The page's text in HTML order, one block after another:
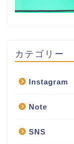
カテゴリー
Instagram
Note
SNS